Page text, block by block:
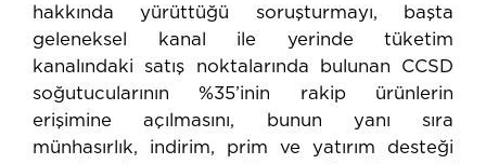
hakkında yürüttüğü soruşturmayı, başta
geleneksel kanal ile yerinde tüketim
kanalındaki satış noktalarında bulunan CCSD
soğutucularının %35’inin rakip ürünlerin
erişimine açılmasını, bunun yanı sıra
münhasırlık, indirim, prim ve yatırım desteği